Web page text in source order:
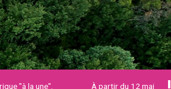
À partir du 12 mai 2026, mise